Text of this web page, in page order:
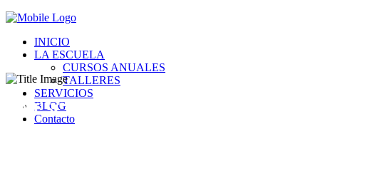
INICIO
LA ESCUELA
CURSOS ANUALES
TALLERES
SERVICIOS
BLOG
Contacto
LA ESCUELA